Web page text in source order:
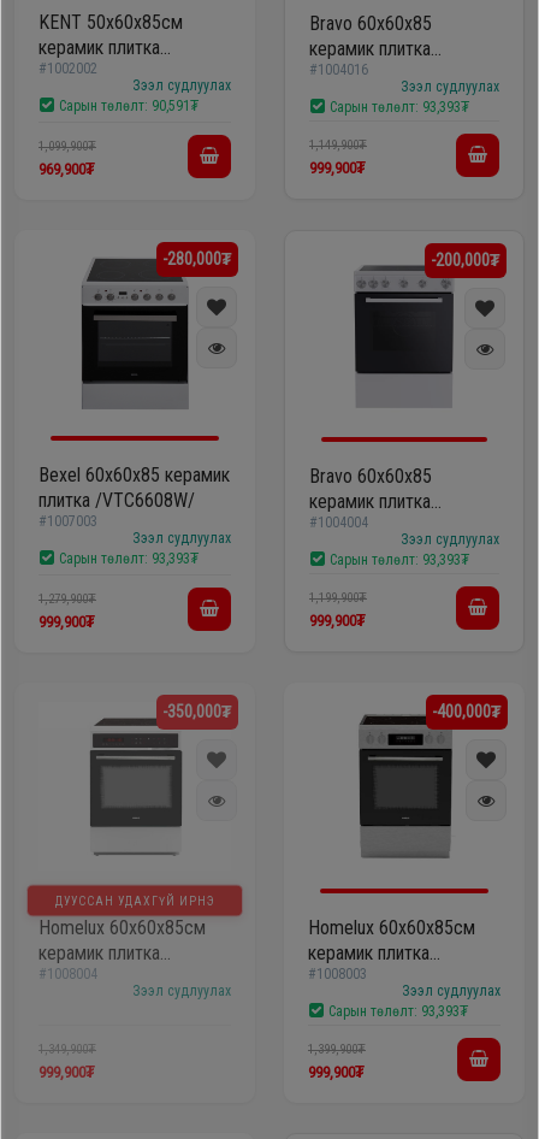
KENT 50х60x85см
керамик плитка
VG5055XXVG
#1002002
Зээл судлуулах
Сарын төлөлт: 90,591₮
1,099,900₮
969,900₮
Bravo 60х60х85
керамик плитка
/F6SFC32E4MM-CC/
#1004016
Зээл судлуулах
Сарын төлөлт: 93,393₮
1,149,900₮
999,900₮
-280,000₮
Bexel 60х60х85 керамик
плитка /VTC6608W/
#1007003
Зээл судлуулах
Сарын төлөлт: 93,393₮
1,279,900₮
999,900₮
-200,000₮
Bravo 60х60х85
керамик плитка
/F66SGFC9E401-W-850/
#1004004
Зээл судлуулах
Сарын төлөлт: 93,393₮
1,199,900₮
999,900₮
ДУУССАН УДАХГҮЙ ИРНЭ
-350,000₮
Homelux 60х60х85см
керамик плитка
FS6060WHL
#1008004
Зээл судлуулах
1,349,900₮
999,900₮
-400,000₮
Homelux 60х60х85см
керамик плитка
FS6060SHL
#1008003
Зээл судлуулах
Сарын төлөлт: 93,393₮
1,399,900₮
999,900₮